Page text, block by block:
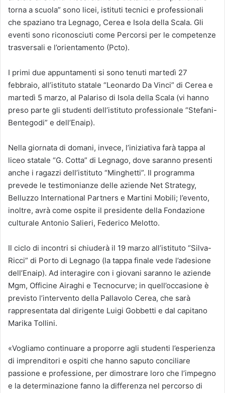
torna a scuola” sono licei, istituti tecnici e professionali
che spaziano tra Legnago, Cerea e Isola della Scala. Gli
eventi sono riconosciuti come Percorsi per le competenze
trasversali e l’orientamento (Pcto).
I primi due appuntamenti si sono tenuti martedì 27
febbraio, all’istituto statale “Leonardo Da Vinci” di Cerea e
martedì 5 marzo, al Palariso di Isola della Scala (vi hanno
preso parte gli studenti dell’istituto professionale “Stefani-
Bentegodi” e dell’Enaip).
Nella giornata di domani, invece, l’iniziativa farà tappa al
liceo statale “G. Cotta” di Legnago, dove saranno presenti
anche i ragazzi dell’istituto “Minghetti”. Il programma
prevede le testimonianze delle aziende Net Strategy,
Belluzzo International Partners e Martini Mobili; l’evento,
inoltre, avrà come ospite il presidente della Fondazione
culturale Antonio Salieri, Federico Melotto.
Il ciclo di incontri si chiuderà il 19 marzo all’istituto “Silva-
Ricci” di Porto di Legnago (la tappa finale vede l’adesione
dell’Enaip). Ad interagire con i giovani saranno le aziende
Mgm, Officine Airaghi e Tecnocurve; in quell’occasione è
previsto l’intervento della Pallavolo Cerea, che sarà
rappresentata dal dirigente Luigi Gobbetti e dal capitano
Marika Tollini.
«Vogliamo continuare a proporre agli studenti l’esperienza
di imprenditori e ospiti che hanno saputo conciliare
passione e professione, per dimostrare loro che l’impegno
e la determinazione fanno la differenza nel percorso di